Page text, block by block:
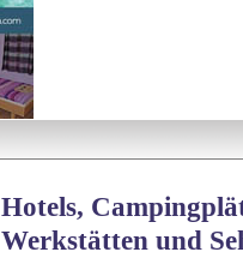
Hotels,
Werkstätten und